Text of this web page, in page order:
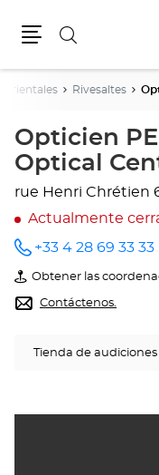
Buscar
Orientales Rivesaltes
Opticien
Optical
rue Henri Chrétien
Actualmente
número
de
teléfono
+33 4 28 69 33 33
Obtener las
de
Opticien
PERPIGNAN-
Center
Contáctenos.
Tienda de audiciones